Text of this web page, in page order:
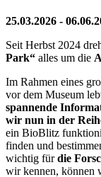
25.03.2026 -
Seit Herbst 2024
Park“ alles um die
Im Rahmen eines
vor dem Museum
spannende
wir nun in der
ein BioBlitz
finden und
wichtig fürdie
wir kennen, können